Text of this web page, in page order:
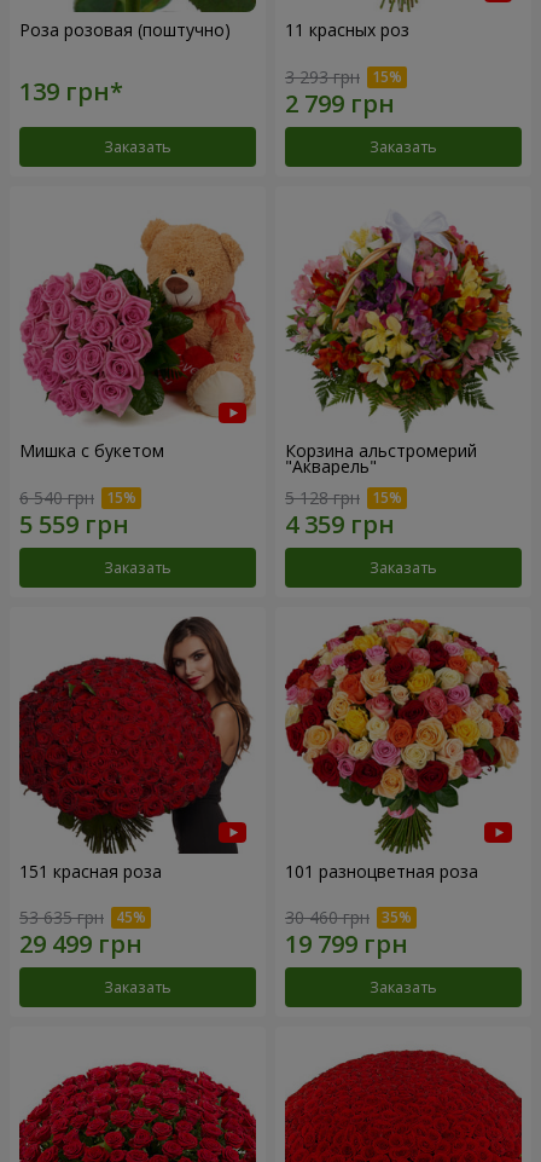
Роза розовая (поштучно)
Заказать
11 красных роз
3 293 грн
Заказать
Мишка с букетом
6 540 грн
Заказать
Корзина альстромерий
"Акварель"
5 128 грн
Заказать
151 красная роза
53 635 грн
Заказать
101 разноцветная роза
30 460 грн
Заказать